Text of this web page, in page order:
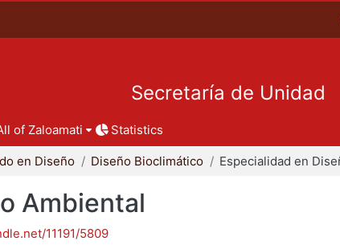
Secretaría de Unidad
of Zaloamati Statistics
en Diseño Diseño Bioclimático
Ambiental
11191/5809